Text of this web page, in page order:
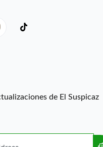
de El Suspicaz